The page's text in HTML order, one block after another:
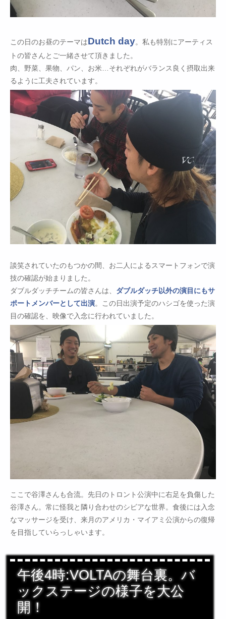
この日のお昼のテーマはDutch day。私も特別にアーティス
トの皆さんとご一緒させて頂きました。
肉、野菜、果物、パン、お米…それぞれがバランス良く摂取出来
るように工夫されています。
談笑されていたのもつかの間、お二人によるスマートフォンで演
技の確認が始まりました。
ダブルダッチチームの皆さんは、 ダブルダッチ以外の演目にもサ
ポートメンバーとして出演。この日出演予定のハシゴを使った演
目の確認を、映像で入念に行われていました。
ここで谷澤さんも合流。先日のトロント公演中に右足を負傷した
谷澤さん。常に怪我と隣り合わせのシビアな世界。食後には入念
なマッサージを受け、来月のアメリカ・マイアミ公演からの復帰
を目指していらっしゃいます。
午後4時:VOLTAの舞台裏。バ
ックステージの様子を大公
開！